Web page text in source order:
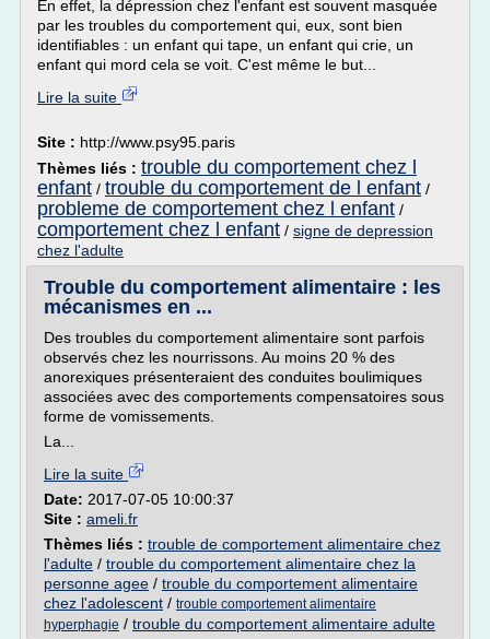
En effet, la dépression chez l'enfant est souvent masquée
par les troubles du comportement qui, eux, sont bien
identifiables : un enfant qui tape, un enfant qui crie, un
enfant qui mord cela se voit. C'est même le but...
Lire la suite
Site : http://www.psy95.paris
Thèmes liés : trouble du comportement chez l
enfant / trouble du comportement de l enfant /
probleme de comportement chez l enfant /
comportement chez l enfant / signe de depression
chez l'adulte
Trouble du comportement alimentaire : les
mécanismes en ...
Des troubles du comportement alimentaire sont parfois
observés chez les nourrissons. Au moins 20 % des
anorexiques présenteraient des conduites boulimiques
associées avec des comportements compensatoires sous
forme de vomissements.
La...
Lire la suite
Date: 2017-07-05 10:00:37
Site : ameli.fr
Thèmes liés : trouble de comportement alimentaire chez
l'adulte / trouble du comportement alimentaire chez la
personne agee / trouble du comportement alimentaire
chez l'adolescent / trouble comportement alimentaire
hyperphagie / trouble du comportement alimentaire adulte